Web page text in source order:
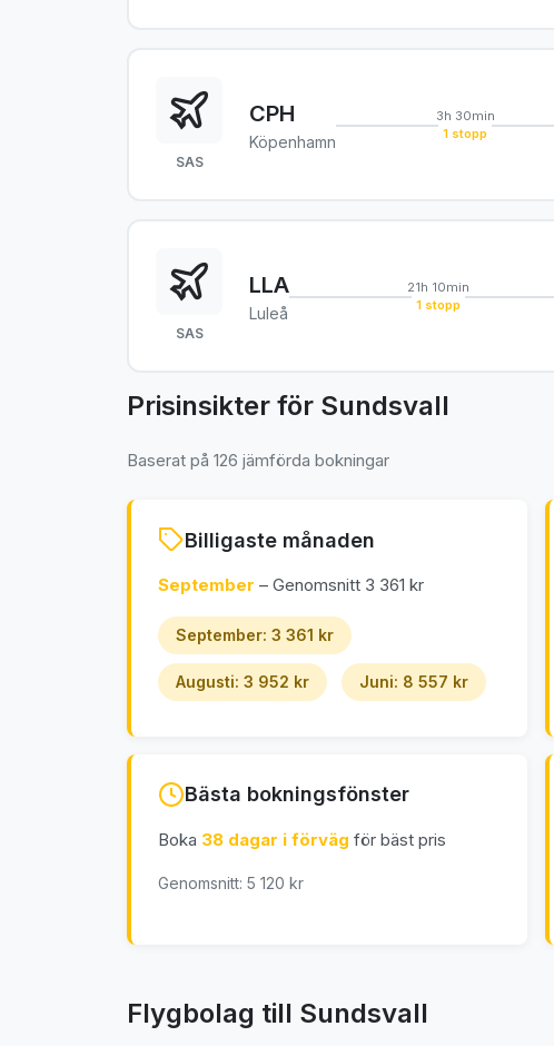
SAS
CPH
Köpenhamn
3h 30min
1 stopp
SAS
LLA
Luleå
21h 10min
1 stopp
Prisinsikter för Sundsvall
Baserat på 126 jämförda bokningar
Billigaste månaden
September – Genomsnitt 3 361 kr
September: 3 361 kr
Augusti: 3 952 kr Juni: 8 557 kr
Bästa bokningsfönster
Boka 38 dagar i förväg för bäst pris
Genomsnitt: 5 120 kr
Flygbolag till Sundsvall